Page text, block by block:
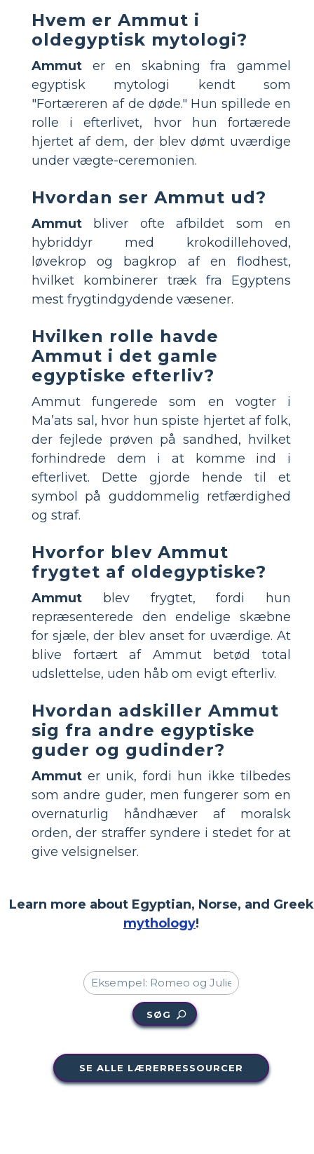
Hvem er Ammut i
oldegyptisk mytologi?
Ammut er en skabning fra gammel
egyptisk mytologi kendt som
"Fortæreren af de døde." Hun spillede en
rolle i efterlivet, hvor hun fortærede
hjertet af dem, der blev dømt uværdige
under vægte-ceremonien.
Hvordan ser Ammut ud?
Ammut bliver ofte afbildet som en
hybriddyr med krokodillehoved,
løvekrop og bagkrop af en flodhest,
hvilket kombinerer træk fra Egyptens
mest frygtindgydende væsener.
Hvilken rolle havde
Ammut i det gamle
egyptiske efterliv?
Ammut fungerede som en vogter i
Ma’ats sal, hvor hun spiste hjertet af folk,
der fejlede prøven på sandhed, hvilket
forhindrede dem i at komme ind i
efterlivet. Dette gjorde hende til et
symbol på guddommelig retfærdighed
og straf.
Hvorfor blev Ammut
frygtet af oldegyptiske?
Ammut blev frygtet, fordi hun
repræsenterede den endelige skæbne
for sjæle, der blev anset for uværdige. At
blive fortært af Ammut betød total
udslettelse, uden håb om evigt efterliv.
Hvordan adskiller Ammut
sig fra andre egyptiske
guder og gudinder?
Ammut er unik, fordi hun ikke tilbedes
som andre guder, men fungerer som en
overnaturlig håndhæver af moralsk
orden, der straffer syndere i stedet for at
give velsignelser.
Learn more about Egyptian, Norse, and Greek
mythology!
SØG
SE ALLE LÆRERRESSOURCER